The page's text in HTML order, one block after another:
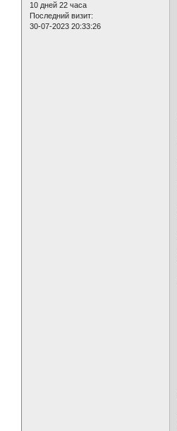
10 дней 22 часа
Последний визит:
30-07-2023 20:33:26